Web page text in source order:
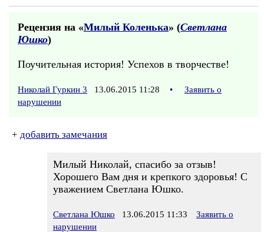
Рецензия на «Милый Коленька» (Светлана
Юшко)
Поучительная история! Успехов в творчестве!
Николай Гуркин 3 13.06.2015 11:28 •
Заявить о
нарушении
+ добавить замечания
Милый Николай, спасибо за отзыв!
Хорошего Вам дня и крепкого здоровья! С
уважением Светлана Юшко.
Светлана Юшко 13.06.2015 11:33
Заявить о
нарушении